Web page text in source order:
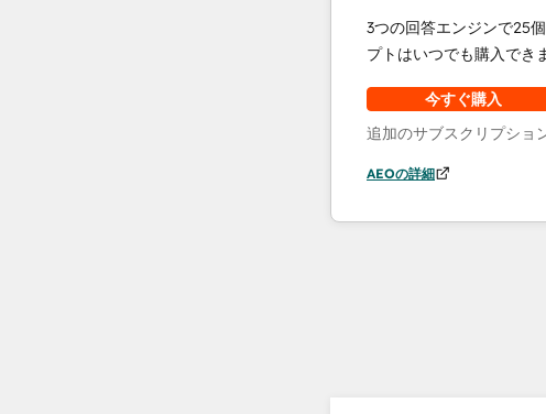
3つの回答エンジンで25
プトはいつでも購入でき
今すぐ購入
追加のサブスクリプショ
AEOの詳細